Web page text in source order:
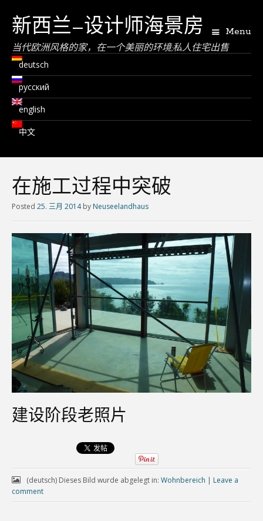
新西兰–设计师海景房
当代欧洲风格的家，在一个美丽的环境;私人住宅出售
Menu
deutsch
русский
english
中文
在施工过程中突破
Posted 25. 三月 2014 by Neuseelandhaus
建设阶段老照片
(deutsch) Dieses Bild wurde abgelegt in: Wohnbereich | Leave a
comment